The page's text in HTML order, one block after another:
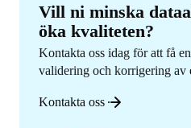
Vill ni minska
öka kvaliteten?
Kontakta oss idag för att få
validering och korrigering av
Kontakta oss